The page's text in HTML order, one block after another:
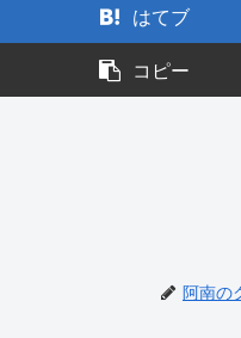
はてブ
コピー
阿南の